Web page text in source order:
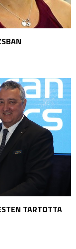
TARTOTTA